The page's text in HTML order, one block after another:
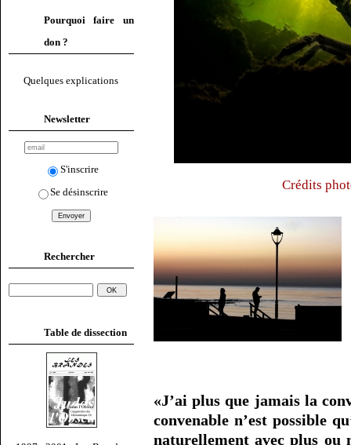
Pourquoi faire un
don ?
Quelques explications
Newsletter
S'inscrire
Se désinscrire
Rechercher
Table de dissection
Crédits
«J’ai plus que jamais la
convenable n’est possible
naturellement avec plus ou